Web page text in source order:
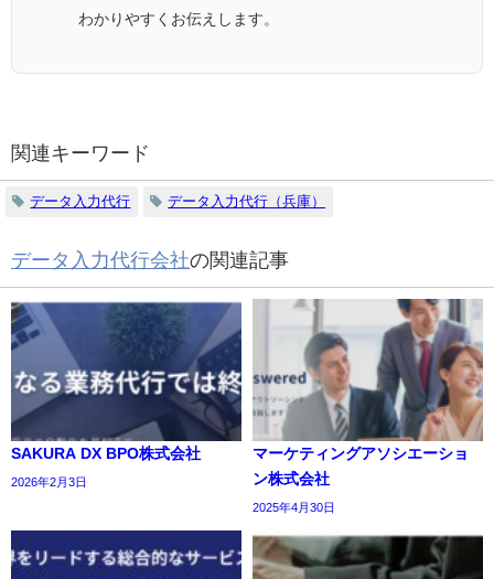
わかりやすくお伝えします。
関連キーワード
データ入力代行 データ入力代行（兵庫）
データ入力代行会社の関連記事
SAKURA DX BPO株式会社
2026年2月3日
マーケティングアソシエーショ
ン株式会社
2025年4月30日